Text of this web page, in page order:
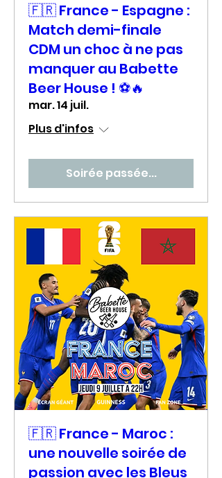
🇫🇷 France - Espagne :
Match demi-finale
CDM un choc à ne pas
manquer au Babette
Beer House ! ⚽🔥
mar. 14 juil.
Plus d'infos
Soirée passée...
🇫🇷 France - Maroc :
une nouvelle soirée de
passion avec les Bleus